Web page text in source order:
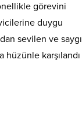
görevini
duygu
sevilen ve saygı
hüzünle karşılandı